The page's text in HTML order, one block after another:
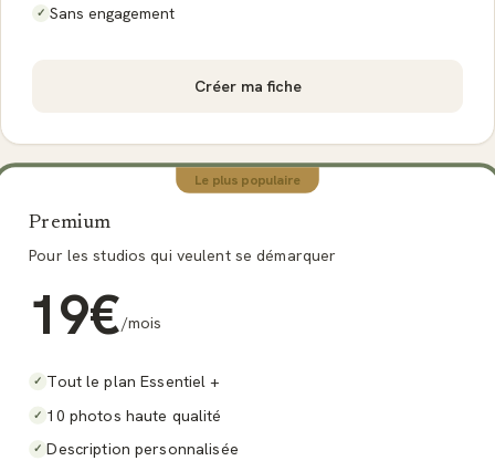
✓ Sans engagement
Créer ma fiche
Le plus populaire
Premium
Pour les studios qui veulent se démarquer
19€/mois
✓ Tout le plan Essentiel +
✓ 10 photos haute qualité
✓ Description personnalisée